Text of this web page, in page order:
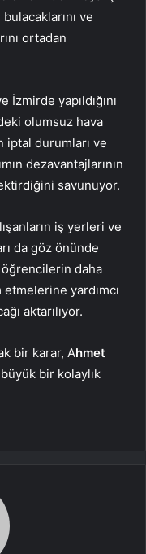
ve
ortadan
İzmirde yapıldığını
olumsuz hava
iptal durumları ve
dezavantajlarının
savunuyor.
iş yerleri ve
da göz önünde
öğrencilerin daha
yardımcı
aktarılıyor.
bir karar, Ahmet
bir kolaylık